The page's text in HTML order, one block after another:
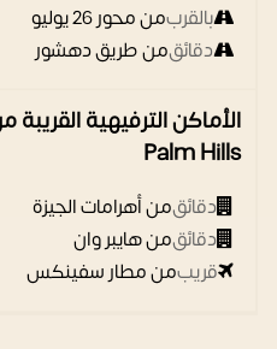
بالقربمن محور 26 يوليو
دقائقمن طريق دهشور
Palm Hills
دقائقمن أهرامات الجيزة
دقائقمن هايبر وان
قريبمن مطار سفينكس